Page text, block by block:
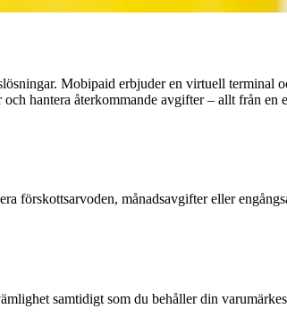
Mobipaid erbjuder en virtuell
hantera återkommande avgifter – allt från en
förskottsarvoden, månadsavgifter eller
samtidigt som du behåller din